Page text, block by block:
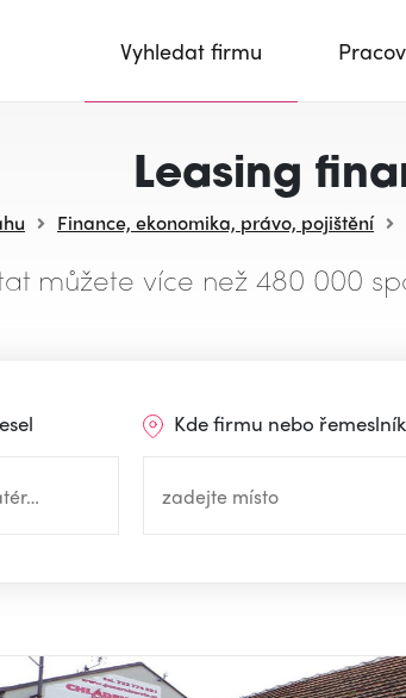
Vyhledat firmu
Leasing
Finance, ekonomika, právo, pojištění
můžete více než 480 000
Kde firmu nebo